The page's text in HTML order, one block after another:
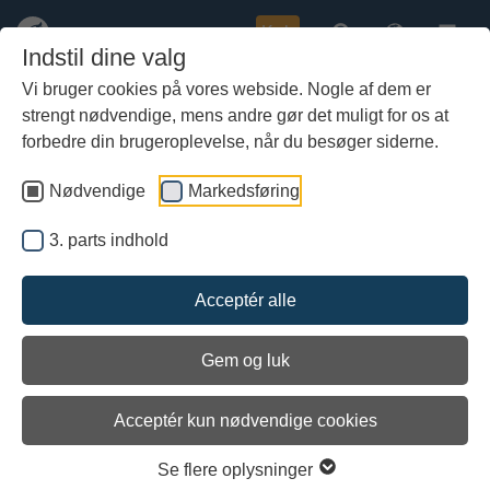
Indstil dine valg
Vi bruger cookies på vores webside. Nogle af dem er
strengt nødvendige, mens andre gør det muligt for os at
forbedre din brugeroplevelse, når du besøger siderne.
Nødvendige Markedsføring
3. parts indhold
Acceptér alle
Gem og luk
Acceptér kun nødvendige cookies
Se flere oplysninger
indhold
Køb
Baggrund for langskibet
'Havhingsten fra Glendaglough'